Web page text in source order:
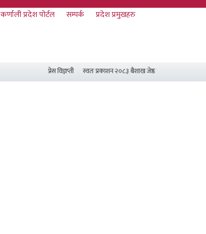
कर्णाली प्रदेश पोर्टल सम्पर्क प्रदेश प्रमुखहरु
प्रेस विज्ञप्ती स्वतः प्रकाशन २०८३ बैशाख जेष्ठ र असार मसान्त सम्म